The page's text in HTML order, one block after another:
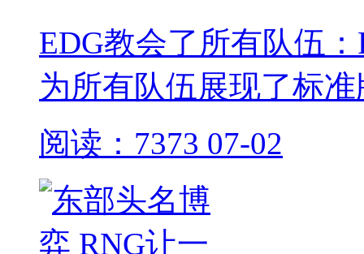
EDG教会了所有队伍
为所有队伍展现了标
阅读：7373 07-02